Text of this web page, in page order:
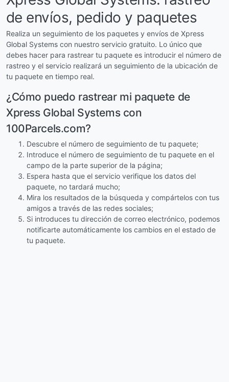
de envíos, pedido y paquetes
Realiza un seguimiento de los paquetes y envíos de Xpress
Global Systems con nuestro servicio gratuito. Lo único que
debes hacer para rastrear tu paquete es introducir el número de
rastreo y el servicio realizará un seguimiento de la ubicación de
tu paquete en tiempo real.
¿Cómo puedo rastrear mi paquete de
Xpress Global Systems con
100Parcels.com?
Descubre el número de seguimiento de tu paquete;
Introduce el número de seguimiento de tu paquete en el
campo de la parte superior de la página;
Espera hasta que el servicio verifique los datos del
paquete, no tardará mucho;
Mira los resultados de la búsqueda y compártelos con tus
amigos a través de las redes sociales;
Si introduces tu dirección de correo electrónico, podemos
notificarte automáticamente los cambios en el estado de
tu paquete.